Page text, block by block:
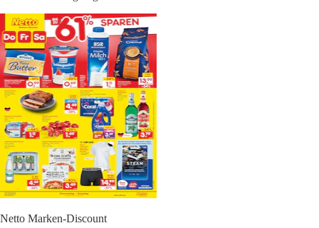
Netto Marken-Discount